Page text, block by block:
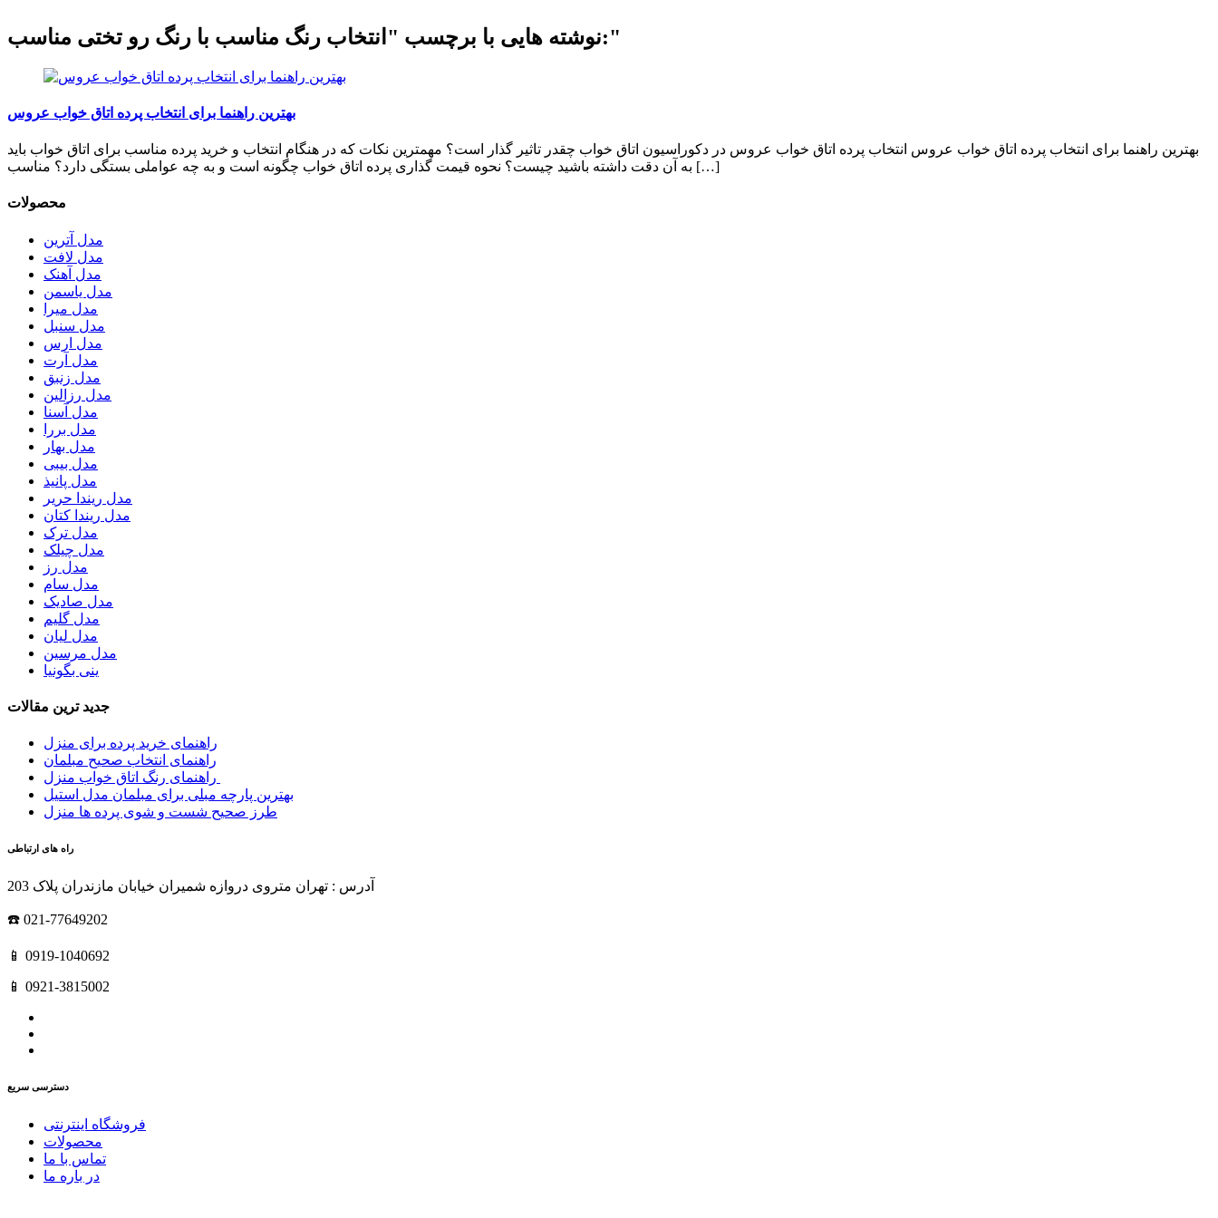
نوشته هایی با برچسب "انتخاب رنگ مناسب با رنگ رو تختی مناسب:"
بهترین راهنما برای انتخاب پرده اتاق خواب عروس
بهترین راهنما برای انتخاب پرده اتاق خواب عروس انتخاب پرده اتاق خواب عروس در دکوراسیون اتاق خواب چقدر تاثیر گذار است؟ مهمترین نکات که در هنگام انتخاب و خرید پرده مناسب برای اتاق خواب باید
به آن دقت داشته باشید چیست؟ نحوه قیمت گذاری پرده اتاق خواب چگونه است و به چه عواملی بستگی دارد؟ مناسب […]
محصولات
مدل آترین
مدل لافت
مدل آهنک
مدل یاسمن
مدل میرا
مدل سنبل
مدل ارس
مدل آرت
مدل زنبق
مدل رزالین
مدل آسنا
مدل بررا
مدل بهار
مدل بیبی
مدل پانیذ
مدل ریندا حریر
مدل ریندا کتان
مدل ترک
مدل چیلک
مدل رز
مدل سام
مدل صادیک
مدل گلیم
مدل لیان
مدل مرسین
ینی بگونیا
جدید ترین مقالات
راهنمای خرید پرده برای منزل
راهنمای انتخاب صحیح مبلمان
بهترین پارچه مبلی برای مبلمان مدل استیل
طرز صحیح شست و شوی پرده ها منزل
راه های ارتباطی
آدرس : تهران متروی دروازه شمیران خیابان مازندران پلاک 203
☎️ 021-77649202
📱 0919-1040692
📱 0921-3815002
دسترسی سریع
فروشگاه اینترنتی
محصولات
تماس با ما
در باره ما